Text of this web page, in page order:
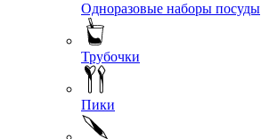
Одноразовые наборы посуды
Трубочки
Пики